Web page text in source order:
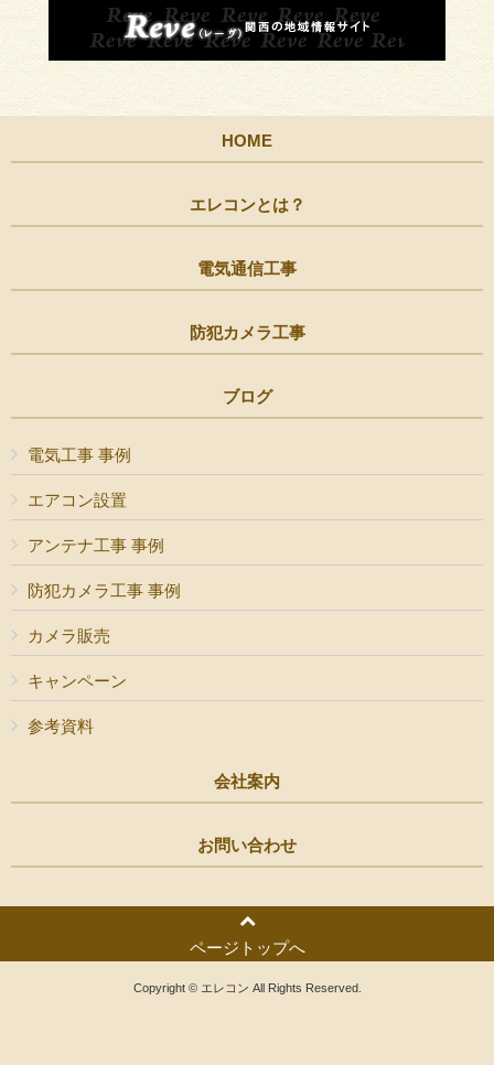
HOME
エレコンとは？
電気通信工事
防犯カメラ工事
ブログ
電気工事 事例
エアコン設置
アンテナ工事 事例
防犯カメラ工事 事例
カメラ販売
キャンペーン
参考資料
会社案内
お問い合わせ
ページトップへ
Copyright © エレコン All Rights Reserved.